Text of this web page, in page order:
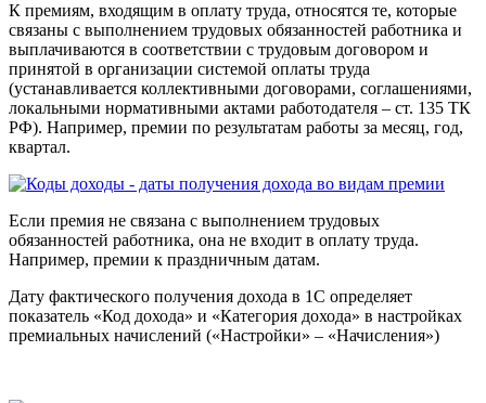
К премиям, входящим в оплату труда, относятся те, которые
связаны с выполнением трудовых обязанностей работника и
выплачиваются в соответствии с трудовым договором и
принятой в организации системой оплаты труда
(устанавливается коллективными договорами, соглашениями,
локальными нормативными актами работодателя – ст. 135 ТК
РФ). Например, премии по результатам работы за месяц, год,
квартал.
Если премия не связана с выполнением трудовых
обязанностей работника, она не входит в оплату труда.
Например, премии к праздничным датам.
Дату фактического получения дохода в 1С определяет
показатель «Код дохода» и «Категория дохода» в настройках
премиальных начислений («Настройки» – «Начисления»)